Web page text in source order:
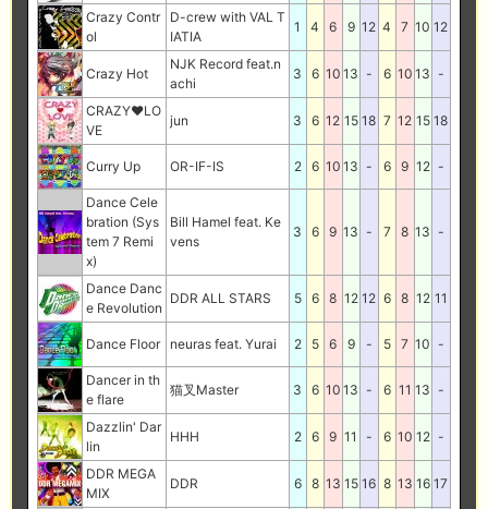
Crazy Contr
ol
D-crew with VAL T
IATIA
1 4 6 9 12 4 7 10 12
Crazy Hot
NJK Record feat.n
achi
3 6 10 13 - 6 10 13 -
CRAZY♥LO
VE
jun 3 6 12 15 18 7 12 15 18
Curry Up OR-IF-IS 2 6 10 13 - 6 9 12 -
Dance Cele
bration (Sys
tem 7 Remi
x)
Bill Hamel feat. Ke
vens
3 6 9 13 - 7 8 13 -
Dance Danc
e Revolution
DDR ALL STARS 5 6 8 12 12 6 8 12 11
Dance Floor neuras feat. Yurai 2 5 6 9 - 5 7 10 -
Dancer in th
e flare
猫叉Master 3 6 10 13 - 6 11 13 -
Dazzlin' Dar
lin
HHH 2 6 9 11 - 6 10 12 -
DDR MEGA
MIX
DDR 6 8 13 15 16 8 13 16 17